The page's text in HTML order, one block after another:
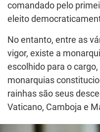
comandado pelo
eleito
No entanto, entre as
vigor, existe a
escolhido para o
monarquias
rainhas são seus
Vaticano, Camboja e